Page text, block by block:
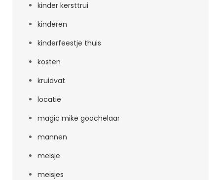
kinder kersttrui
kinderen
kinderfeestje thuis
kosten
kruidvat
locatie
magic mike goochelaar
mannen
meisje
meisjes